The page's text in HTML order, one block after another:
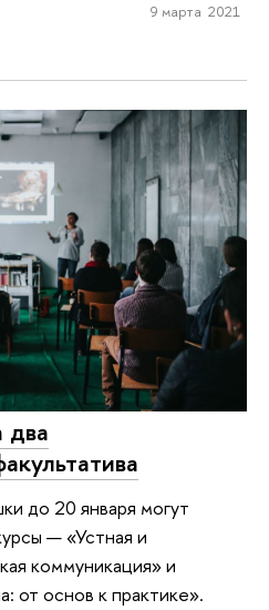
9 марта 2021
два
до 20 января могут
— «Устная и
коммуникация» и
от основ к практике».